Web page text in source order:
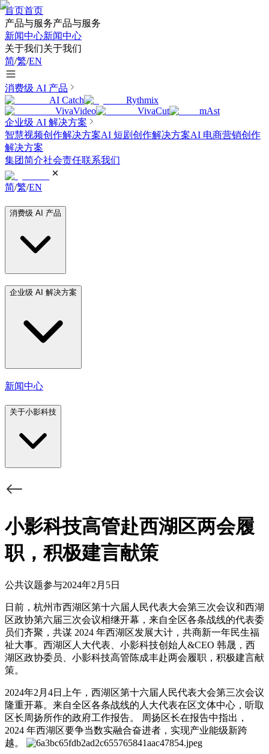
首页首页
产品与服务产品与服务
新闻中心新闻中心
关于我们关于我们
简/繁/EN
消费级 AI 产品
AI Catch
Rythmix
VivaVideo
VivaCut
mAst
企业级 AI 解决方案
智慧视频创作解决方案AI 短剧创作解决方案AI 电商营销创作
解决方案
集团简介社会责任联系我们
简/繁/EN
消费级 AI 产品
企业级 AI 解决方案
新闻中心
关于小影科技
小影科技高管赴西湖区两会履
职，积极建言献策
公共议题参与2024年2月5日
日前，杭州市西湖区第十六届人民代表大会第三次会议和西湖
区政协第六届三次会议相继开幕，来自全区各条战线的代表委
员们齐聚，共谋 2024 年西湖区发展大计，共商新一年民生福
祉大事。西湖区人大代表、小影科技创始人&CEO 韩晟，西
湖区政协委员、小影科技高管陈成丰赴两会履职，积极建言献
策。
2024年2月4日上午，西湖区第十六届人民代表大会第三次会议
隆重开幕。来自全区各条战线的人大代表在区文体中心，听取
区长周扬所作的政府工作报告。 周扬区长在报告中指出，
2024 年西湖区要争当数实融合奋进者，实现产业能级新跨
越。